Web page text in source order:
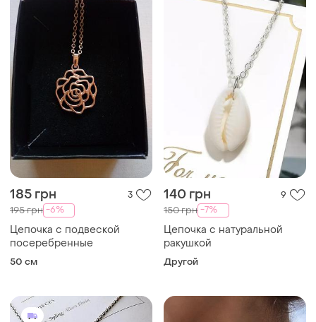
185 грн 3
195 грн -6%
Цепочка с подвеской
посеребренные
50 см
140 грн 9
150 грн -7%
Цепочка с натуральной
ракушкой
Другой